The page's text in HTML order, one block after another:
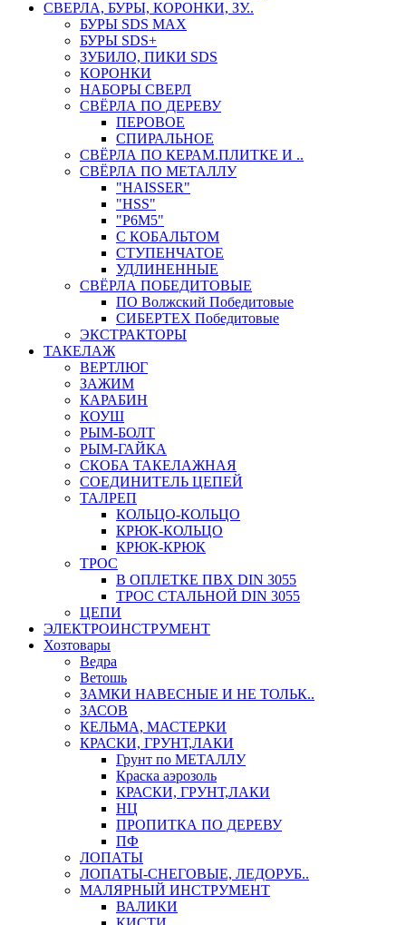
СВЕРЛА, БУРЫ, КОРОНКИ, ЗУ..
БУРЫ SDS MAX
БУРЫ SDS+
ЗУБИЛО, ПИКИ SDS
КОРОНКИ
НАБОРЫ СВЕРЛ
СВЁРЛА ПО ДЕРЕВУ
ПЕРОВОЕ
СПИРАЛЬНОЕ
СВЁРЛА ПО КЕРАМ.ПЛИТКЕ И ..
СВЁРЛА ПО МЕТАЛЛУ
"HAISSER"
"HSS"
"Р6М5"
С КОБАЛЬТОМ
СТУПЕНЧАТОЕ
УДЛИНЕННЫЕ
СВЁРЛА ПОБЕДИТОВЫЕ
ПО Волжский Победитовые
СИБЕРТЕХ Победитовые
ЭКСТРАКТОРЫ
ТАКЕЛАЖ
ВЕРТЛЮГ
ЗАЖИМ
КАРАБИН
КОУШ
РЫМ-БОЛТ
РЫМ-ГАЙКА
СКОБА ТАКЕЛАЖНАЯ
СОЕДИНИТЕЛЬ ЦЕПЕЙ
ТАЛРЕП
КОЛЬЦО-КОЛЬЦО
КРЮК-КОЛЬЦО
КРЮК-КРЮК
ТРОС
В ОПЛЕТКЕ ПВХ DIN 3055
ТРОС СТАЛЬНОЙ DIN 3055
ЦЕПИ
ЭЛЕКТРОИНСТРУМЕНТ
Хозтовары
Ведра
Ветошь
ЗАМКИ НАВЕСНЫЕ И НЕ ТОЛЬК..
ЗАСОВ
КЕЛЬМА, МАСТЕРКИ
КРАСКИ, ГРУНТ,ЛАКИ
Грунт по МЕТАЛЛУ
Краска аэрозоль
КРАСКИ, ГРУНТ,ЛАКИ
НЦ
ПРОПИТКА ПО ДЕРЕВУ
ПФ
ЛОПАТЫ
ЛОПАТЫ-СНЕГОВЫЕ, ЛЕДОРУБ..
МАЛЯРНЫЙ ИНСТРУМЕНТ
ВАЛИКИ